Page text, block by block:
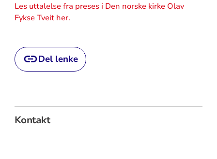
Les uttalelse fra preses i Den norske kirke Olav
Fykse Tveit her.
Del lenke
Kontakt